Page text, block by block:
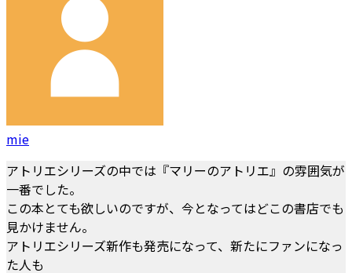
mie
アトリエシリーズの中では『マリーのアトリエ』の雰囲気が
一番でした。
この本とても欲しいのですが、今となってはどこの書店でも
見かけません。
アトリエシリーズ新作も発売になって、新たにファンになっ
た人も